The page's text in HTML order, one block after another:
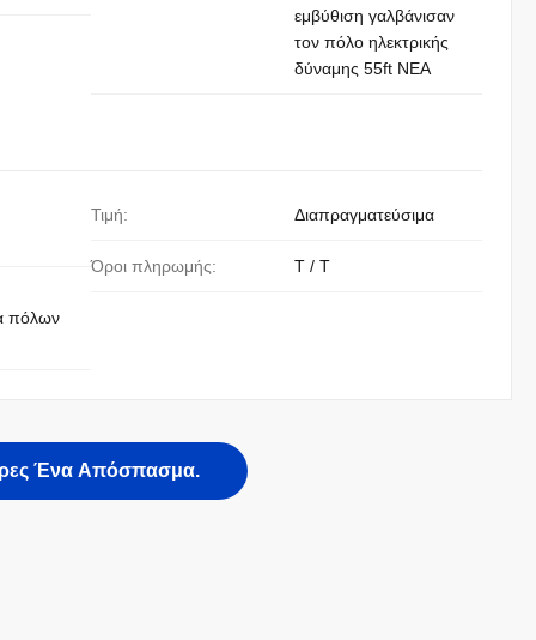
εμβύθιση γαλβάνισαν
τον πόλο ηλεκτρικής
δύναμης 55ft NEA
Τιμή: Διαπραγματεύσιμα
Όροι πληρωμής: T / T
πόλων
Ένα Απόσπασμα.